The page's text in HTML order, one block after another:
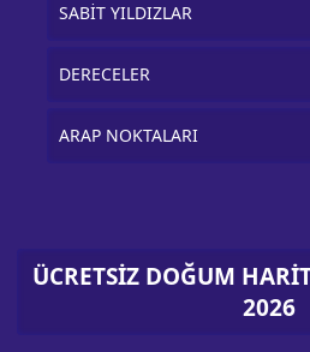
SABİT YILDIZLAR
DERECELER
ARAP NOKTALARI
ÜCRETSİZ DOĞUM
2026